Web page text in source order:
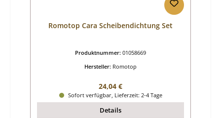
Romotop Cara Scheibendichtung Set
Produktnummer: 01058669
Hersteller: Romotop
Regulärer Preis:
24,04 €
Sofort verfügbar, Lieferzeit: 2-4 Tage
Details